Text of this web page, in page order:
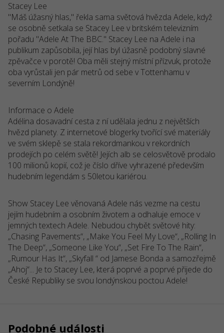
Stacey Lee
"Máš úžasný hlas," řekla sama světová hvězda Adele, když
se osobně setkala se Stacey Lee v britském televizním
pořadu "Adele At The BBC." Stacey Lee na Adele i na
publikum zapůsobila, její hlas byl úžasně podobný slavné
zpěvačce v porotě! Oba měli stejný místní přízvuk, protože
oba vyrůstali jen pár metrů od sebe v Tottenhamu v
severním Londýně!
Informace o Adele
Adélina dosavadní cesta z ní udělala jednu z největších
hvězd planety. Z internetové blogerky tvořící své materiály
ve svém sklepě se stala rekordmankou v rekordních
prodejích po celém světě! Jejích alb se celosvětově prodalo
100 milionů kopií, což je číslo dříve vyhrazené především
hudebním legendám s 50letou kariérou.
Show Stacey Lee věnovaná Adele nás vezme na cestu
jejím hudebním a osobním životem a odhaluje emoce v
jemných textech Adele. Nebudou chybět světové hity:
„Chasing Pavements“, „Make You Feel My Love“, „Rolling In
The Deep“, „Someone Like You“, „Set Fire To The Rain“,
„Rumour Has It“, „Skyfall “ od Jamese Bonda a samozřejmě
„Ahoj“... Je to Stacey Lee, která poprvé a poprvé přijede do
České Republiky se svou londýnskou poctou Adele!
Podobné události